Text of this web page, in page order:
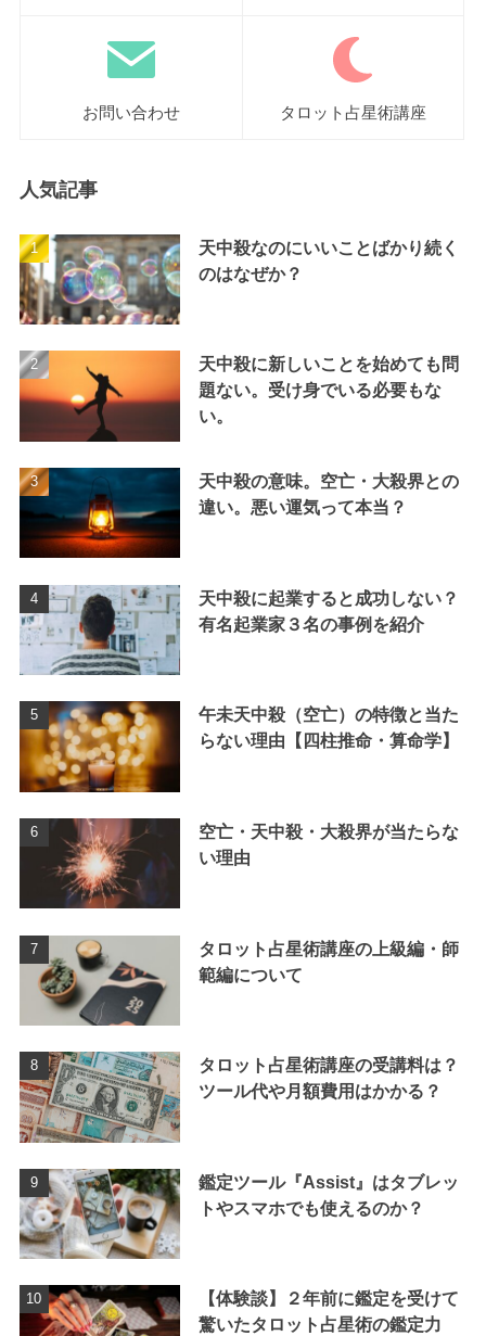
お問い合わせ タロット占星術講座
人気記事
天中殺なのにいいことばかり続く
のはなぜか？
天中殺に新しいことを始めても問
題ない。受け身でいる必要もな
い。
天中殺の意味。空亡・大殺界との
違い。悪い運気って本当？
天中殺に起業すると成功しない？
有名起業家３名の事例を紹介
午未天中殺（空亡）の特徴と当た
らない理由【四柱推命・算命学】
空亡・天中殺・大殺界が当たらな
い理由
タロット占星術講座の上級編・師
範編について
タロット占星術講座の受講料は？
ツール代や月額費用はかかる？
鑑定ツール『Assist』はタブレッ
トやスマホでも使えるのか？
【体験談】２年前に鑑定を受けて
驚いたタロット占星術の鑑定力